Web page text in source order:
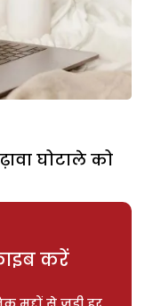
घोटाले को
करें